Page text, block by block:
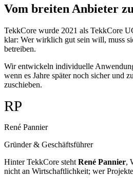
Vom breiten Anbieter
TekkCore wurde 2021 als TekkCore
klar: Wer wirklich gut sein will, muss
betreiben.
Wir entwickeln individuelle
wenn es Jahre später noch sicher und
zuschieben.
RP
René Pannier
Gründer & Geschäftsführer
Hinter TekkCore steht René Pannier,
nicht an Wirtschaftlichkeit; wer